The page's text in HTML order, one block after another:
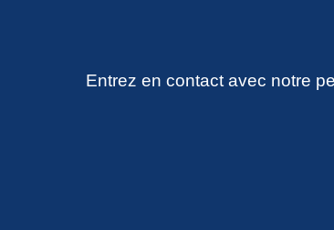
Entrez en contact avec notre